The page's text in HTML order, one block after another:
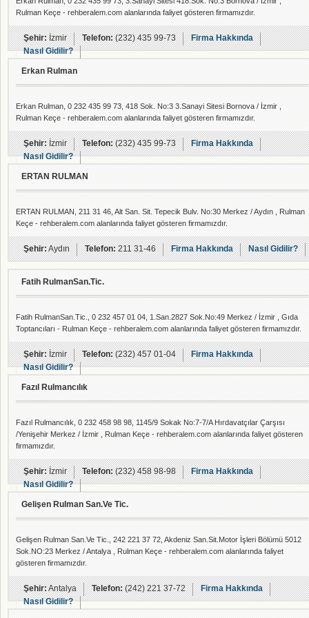
Rulman Keçe - rehberalem.com alanlarında faliyet gösteren firmamızdır.
Şehir:İzmir Telefon:(232) 435 99-73
Firma Hakkında
Nasıl Gidilir?
Erkan Rulman
Erkan Rulman, 0 232 435 99 73, 418 Sok. No:3 3.Sanayi Sitesi Bornova / İzmir ,
Rulman Keçe - rehberalem.com alanlarında faliyet gösteren firmamızdır.
Şehir:İzmir Telefon:(232) 435 99-73
Firma Hakkında
Nasıl Gidilir?
ERTAN RULMAN
ERTAN RULMAN, 211 31 46, Alt San. Sit. Tepecik Bulv. No:30 Merkez / Aydın , Rulman
Keçe - rehberalem.com alanlarında faliyet gösteren firmamızdır.
Şehir:Aydın Telefon:211 31-46 Firma Hakkında Nasıl Gidilir?
Fatih RulmanSan.Tic.
Fatih RulmanSan.Tic., 0 232 457 01 04, 1.San.2827 Sok.No:49 Merkez / İzmir , Gıda
Toptancıları - Rulman Keçe - rehberalem.com alanlarında faliyet gösteren firmamızdır.
Şehir:İzmir Telefon:(232) 457 01-04
Firma Hakkında
Nasıl Gidilir?
Fazıl Rulmancılık
Fazıl Rulmancılık, 0 232 458 98 98, 1145/9 Sokak No:7-7/A Hırdavatçılar Çarşısı
/Yenişehir Merkez / İzmir , Rulman Keçe - rehberalem.com alanlarında faliyet gösteren
firmamızdır.
Şehir:İzmir Telefon:(232) 458 98-98
Firma Hakkında
Nasıl Gidilir?
Gelişen Rulman San.Ve Tic.
Gelişen Rulman San.Ve Tic., 242 221 37 72, Akdeniz San.Sit.Motor İşleri Bölümü 5012
Sok.NO:23 Merkez / Antalya , Rulman Keçe - rehberalem.com alanlarında faliyet
gösteren firmamızdır.
Şehir:Antalya Telefon:(242) 221 37-72
Firma Hakkında
Nasıl Gidilir?